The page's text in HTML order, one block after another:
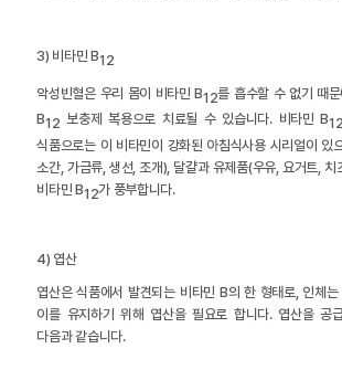
3) 비타민 B12
악성빈혈은 우리 몸이 비타민 B12를 흡수할 수 없기 때
B12 보충제 복용으로 치료될 수 있습니다. 비타민 B12
식품으로는 이 비타민이 강화된 아침식사용 시리얼이 있
소간, 가금류, 생선, 조개), 달걀과 유제품(우유, 요거트, 치
비타민 B12가 풍부합니다.
4) 엽산
엽산은 식품에서 발견되는 비타민 B의 한 형태로, 인체
이를 유지하기 위해 엽산을 필요로 합니다. 엽산을 공
다음과 같습니다.